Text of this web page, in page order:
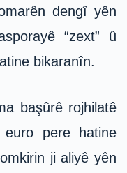
dengî yên
“zext” û
bikaranîn.
başûrê rojhilatê
pere hatine
ji aliyê yên